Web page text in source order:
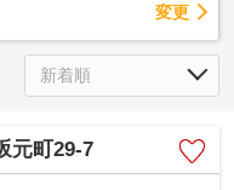
変更
元町29-7